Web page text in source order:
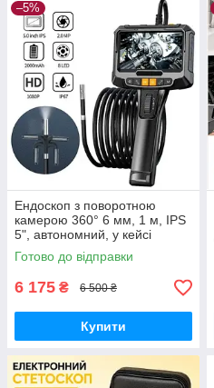
–5%
Ендоскоп з поворотною
камерою 360° 6 мм, 1 м, IPS
5", автономний, у кейсі
Готово до відправки
6 175 ₴ 6 500 ₴
Купити